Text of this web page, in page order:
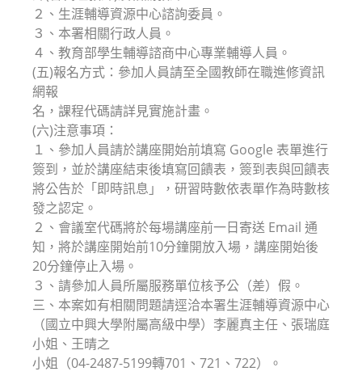
２、生涯輔導資源中心諮詢委員。
３、本署相關行政人員。
４、教育部學生輔導諮商中心專業輔導人員。
(五)報名方式：參加人員請至全國教師在職進修資訊
網報
名，課程代碼請詳見實施計畫。
(六)注意事項：
１、參加人員請於講座開始前填寫 Google 表單進行
簽到，並於講座結束後填寫回饋表，簽到表與回饋表
將公告於「即時訊息」，研習時數依表單作為時數核
發之認定。
２、會議室代碼將於每場講座前一日寄送 Email 通
知，將於講座開始前10分鐘開放入場，講座開始後
20分鐘停止入場。
３、請參加人員所屬服務單位核予公（差）假。
三、本案如有相關問題請逕洽本署生涯輔導資源中心
（國立中興大學附屬高級中學）李麗真主任、張瑞庭
小姐、王晴之
小姐（04-2487-5199轉701、721、722）。